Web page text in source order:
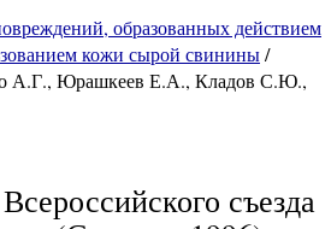
образованных действием
кожи сырой свинины/
А.Г., Юрашкеев Е.А., Кладов С.Ю.,
съезда